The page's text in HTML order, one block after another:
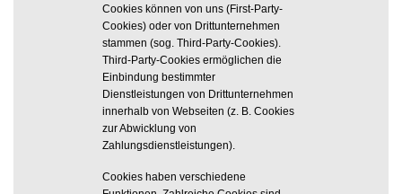
Cookies können von uns (First-Party-
Cookies) oder von Drittunternehmen
stammen (sog. Third-Party-Cookies).
Third-Party-Cookies ermöglichen die
Einbindung bestimmter
Dienstleistungen von Drittunternehmen
innerhalb von Webseiten (z. B. Cookies
zur Abwicklung von
Zahlungsdienstleistungen).
Cookies haben verschiedene